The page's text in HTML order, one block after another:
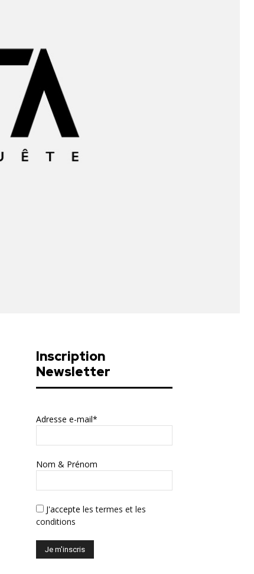
Inscription
Newsletter
Adresse e-mail*
Nom & Prénom
J'accepte les termes et les
conditions